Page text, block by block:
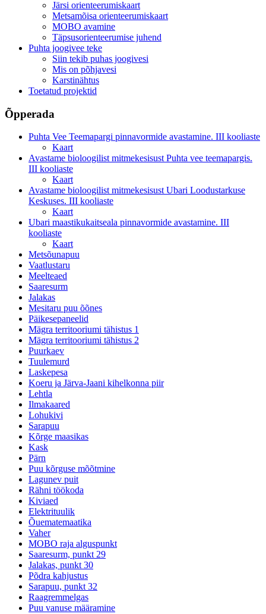
Järsi orienteerumiskaart
Metsamõisa orienteerumiskaart
MOBO avamine
Täpsusorienteerumise juhend
Puhta joogivee teke
Siin tekib puhas joogivesi
Mis on põhjavesi
Karstinähtus
Toetatud projektid
Õpperada
Puhta Vee Teemapargi pinnavormide avastamine. III kooliaste
Kaart
Avastame bioloogilist mitmekesisust Puhta vee teemapargis.
III kooliaste
Kaart
Avastame bioloogilist mitmekesisust Ubari Loodustarkuse
Keskuses. III kooliaste
Kaart
Ubari maastikukaitseala pinnavormide avastamine. III
kooliaste
Kaart
Metsõunapuu
Vaatlustaru
Meelteaed
Saaresurm
Jalakas
Mesitaru puu õõnes
Päikesepaneelid
Mägra territooriumi tähistus 1
Mägra territooriumi tähistus 2
Puurkaev
Tuulemurd
Laskepesa
Koeru ja Järva-Jaani kihelkonna piir
Lehtla
Ilmakaared
Lohukivi
Sarapuu
Kõrge maasikas
Kask
Pärn
Puu kõrguse mõõtmine
Lagunev puit
Rähni töökoda
Kiviaed
Elektrituulik
Õuematemaatika
Vaher
MOBO raja alguspunkt
Saaresurm, punkt 29
Jalakas, punkt 30
Põdra kahjustus
Sarapuu, punkt 32
Raagremmelgas
Puu vanuse määramine